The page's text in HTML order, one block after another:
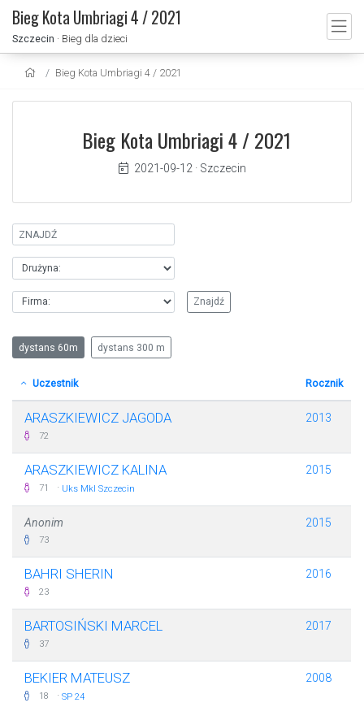
Bieg Kota Umbriagi 4 / 2021
Szczecin · Bieg dla dzieci
Bieg Kota Umbriagi 4 / 2021
Bieg Kota Umbriagi 4 / 2021
2021-09-12 · Szczecin
dystans 60m dystans 300 m
Uczestnik Rocznik
ARASZKIEWICZ JAGODA
72
2013
ARASZKIEWICZ KALINA
71 · Uks Mkl Szczecin
2015
Anonim
73
2015
BAHRI SHERIN
23
2016
BARTOSIŃSKI MARCEL
37
2017
BEKIER MATEUSZ
18 · SP 24
2008